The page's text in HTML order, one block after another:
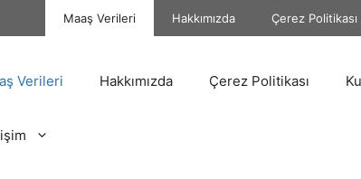
Maaş Verileri Hakkımızda Çerez Politikası
Verileri Hakkımızda Çerez Politikası